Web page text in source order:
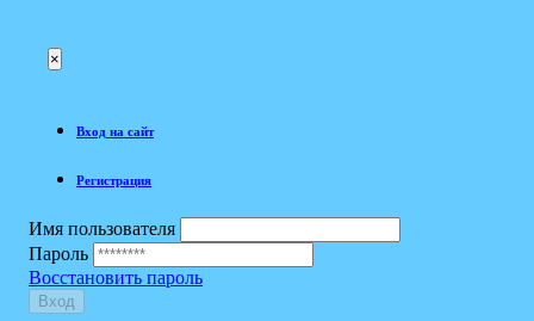
×
Вход на сайт
Регистрация
Имя пользователя
Пароль
Восстановить пароль
Вход